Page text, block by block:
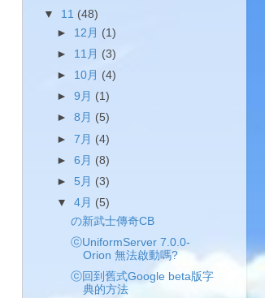
▼ 11 (48)
► 12月 (1)
► 11月 (3)
► 10月 (4)
►9月 (1)
►8月 (5)
►7月 (4)
►6月 (8)
► 5月 (3)
▼4月 (5)
の新武士傳奇CB
ⓒUniformServer 7.0.0-
Orion 無法啟動嗎?
ⓒ回到舊式Google beta版字
典的方法